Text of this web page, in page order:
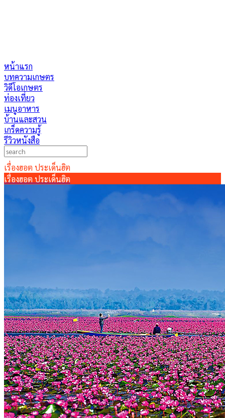
หน้าแรก
บทความเกษตร
วิดีโอเกษตร
ท่องเที่ยว
เมนูอาหาร
บ้านและสวน
เกร็ดความรู้
รีวิวหนังสือ
เรื่องฮอต ประเด็นฮิต
เรื่องฮอต ประเด็นฮิต